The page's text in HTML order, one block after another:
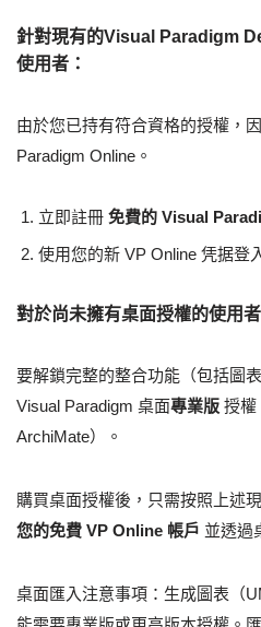
針對現有的Visual Paradigm
使用者：
由於您已持有符合資格的授權，
Paradigm Online。
立即註冊 免費的 Visual
使用您的新 VP Online 凭据登
對於尚未擁有桌面授權的使用者
要解鎖完整的整合功能（包括圖
Visual Paradigm 桌面專業版 授權
ArchiMate）。
購買桌面授權後，只需按照上述
您的免費 VP Online 帳戶 並透過
桌面匯入注意事項：生成圖表（